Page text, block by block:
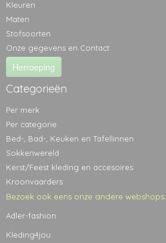
Kleuren
Maten
Stofsoorten
Onze gegevens en Contact
Herroeping
Categorieën
Per merk
Per categorie
Bed-, Bad-, Keuken en Tafellinnen
Sokkenwereld
Kerst/Feest kleding en accesoires
Kroonvaarders
Bezoek ook eens onze andere webshops:
Adler-fashion
Kleding4jou